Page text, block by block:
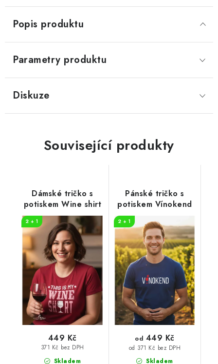
Popis produktu
Parametry produktu
Diskuze
Související produkty
Dámské tričko s
potiskem Wine shirt
2 + 1
Skladem
371 Kč bez DPH
449 Kč
Pánské tričko s
potiskem Vínokend
2 + 1
Skladem
od 371 Kč bez DPH
od 449 Kč